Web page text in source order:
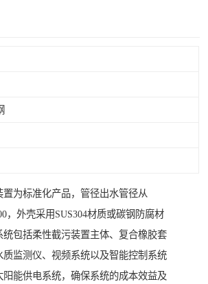
置为标准化产品，管径出水管径从
，外壳采用SUS304材质或碳钢防腐材
统包括柔性截污装置主体、复合橡胶套
质监测仪、视频系统以及智能控制系统
阳能供电系统，确保系统的成本效益及